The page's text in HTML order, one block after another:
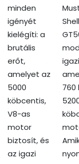
minden
igényét
kielégíti: a
brutális
erőt,
amelyet az
5000
köbcentis,
V8-as
motor
biztosít, és
az igazi
760